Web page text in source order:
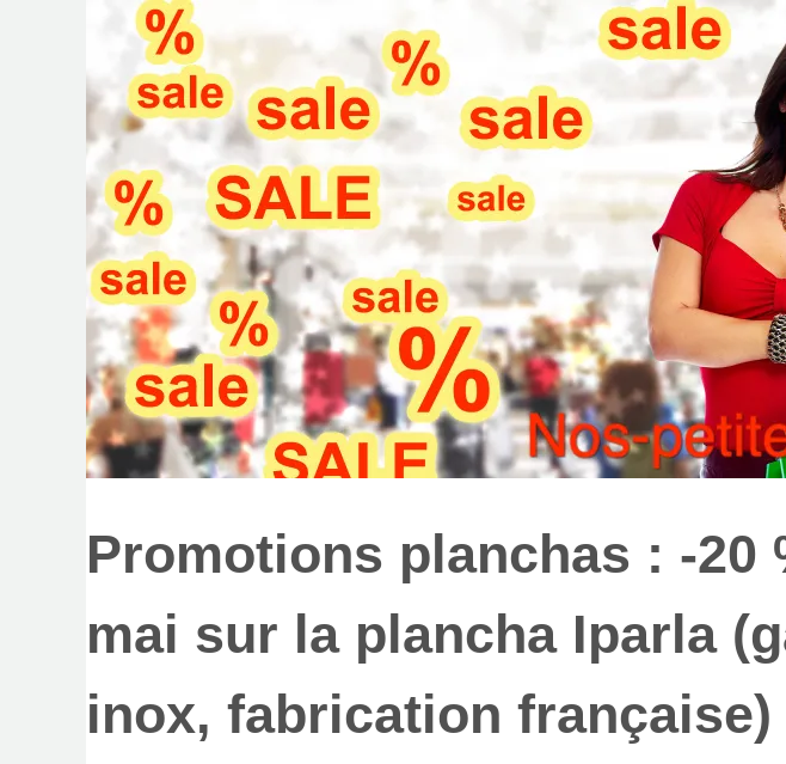
Promotions planchas : -20
mai sur la plancha Iparla
inox, fabrication française)